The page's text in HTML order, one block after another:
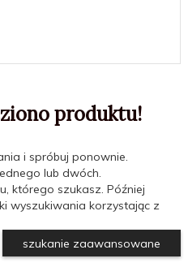
produktu!
i spróbuj ponownie.
lub dwóch.
którego szukasz. Później
wyszukiwania korzystając z
szukanie zaawansowane